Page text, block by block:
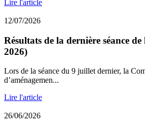
Lire l'article
12/07/2026
Résultats de la dernière séance
2026)
Lors de la séance du 9 juillet dernier, la
d’aménagemen...
Lire l'article
26/06/2026